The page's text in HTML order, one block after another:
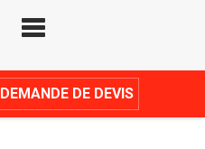
DEMANDE DE DEVIS